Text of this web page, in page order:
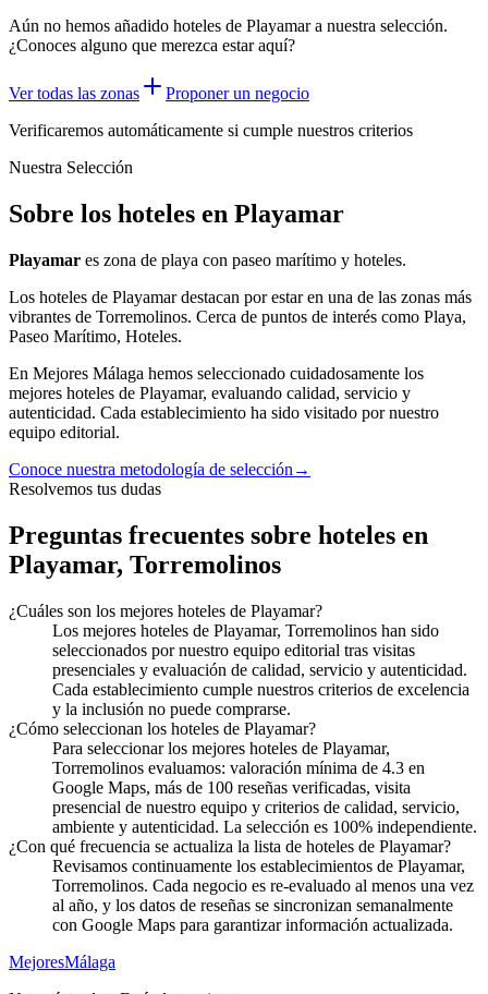
Aún no hemos añadido hoteles de Playamar a nuestra selección.
¿Conoces alguno que merezca estar aquí?
Ver todas las zonas
Proponer un negocio
Verificaremos automáticamente si cumple nuestros criterios
Nuestra Selección
Sobre los hoteles en Playamar
Playamar es zona de playa con paseo marítimo y hoteles.
Los hoteles de Playamardestacan por estar en una de las zonas más
vibrantes de Torremolinos. Cerca de puntos de interés como Playa,
Paseo Marítimo, Hoteles.
En Mejores Málaga hemos seleccionado cuidadosamente los
mejores hoteles de Playamar, evaluando calidad, servicio y
autenticidad. Cada establecimiento ha sido visitado por nuestro
equipo editorial.
Conoce nuestra metodología de selección →
Resolvemos tus dudas
Preguntas frecuentes sobre hoteles en
Playamar, Torremolinos
¿Cuáles son los mejores hoteles de Playamar?
Los mejores hoteles de Playamar, Torremolinos han sido
seleccionados por nuestro equipo editorial tras visitas
presenciales y evaluación de calidad, servicio y autenticidad.
Cada establecimiento cumple nuestros criterios de excelencia
y la inclusión no puede comprarse.
¿Cómo seleccionan los hoteles de Playamar?
Para seleccionar los mejores hoteles de Playamar,
Torremolinos evaluamos: valoración mínima de 4.3 en
Google Maps, más de 100 reseñas verificadas, visita
presencial de nuestro equipo y criterios de calidad, servicio,
ambiente y autenticidad. La selección es 100% independiente.
¿Con qué frecuencia se actualiza la lista de hoteles de Playamar?
Revisamos continuamente los establecimientos de Playamar,
Torremolinos. Cada negocio es re-evaluado al menos una vez
al año, y los datos de reseñas se sincronizan semanalmente
con Google Maps para garantizar información actualizada.
MejoresMálaga